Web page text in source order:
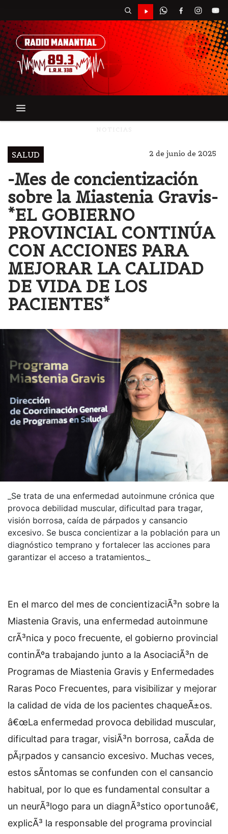
SALUD 2 de junio de 2025
-Mes de concientización
sobre la Miastenia Gravis-
*EL GOBIERNO
PROVINCIAL CONTINÚA
CON ACCIONES PARA
MEJORAR LA CALIDAD
DE VIDA DE LOS
PACIENTES*
_Se trata de una enfermedad autoinmune crónica que
provoca debilidad muscular, dificultad para tragar,
visión borrosa, caída de párpados y cansancio
excesivo. Se busca concientizar a la población para un
diagnóstico temprano y fortalecer las acciones para
garantizar el acceso a tratamientos._
En el marco del mes de concientizaciÃ³n sobre la
Miastenia Gravis, una enfermedad autoinmune
crÃ³nica y poco frecuente, el gobierno provincial
continÃºa trabajando junto a la AsociaciÃ³n de
Programas de Miastenia Gravis y Enfermedades
Raras Poco Frecuentes, para visibilizar y mejorar
la calidad de vida de los pacientes chaqueÃ±os.
â€œLa enfermedad provoca debilidad muscular,
dificultad para tragar, visiÃ³n borrosa, caÃ­da de
pÃ¡rpados y cansancio excesivo. Muchas veces,
estos sÃ­ntomas se confunden con el cansancio
habitual, por lo que es fundamental consultar a
un neurÃ³logo para un diagnÃ³stico oportunoâ€,
explicÃ³ la responsable del programa provincial